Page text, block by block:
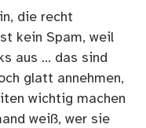
die recht
kein Spam, weil
aus … das sind
glatt annehmen,
wichtig machen
weiß, wer sie